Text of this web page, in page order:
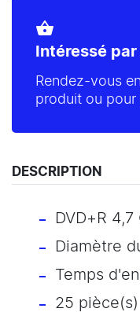
shopping_basket
Intéressé
Rendez-vous en
produit ou pour
DESCRIPTION
DVD+R 4,7
Diamètre
Temps
25 pièce(s)